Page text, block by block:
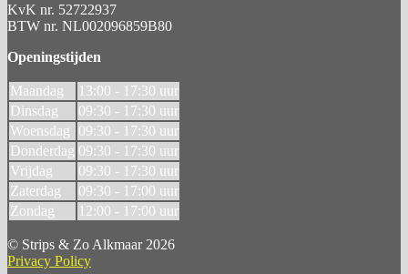
KvK nr. 52722937
BTW nr. NL002096859B80
Openingstijden
Maandag
13:00 - 17:30 uur
Dinsdag
09:30 - 17:30 uur
Woensdag
09:30 - 17:30 uur
Donderdag 09:30 - 17:30 uur
Vrijdag
09:30 - 17:30 uur
Zaterdag
09:30 - 17:00 uur
Zondag
12:00 - 17:00 uur
© Strips & Zo Alkmaar 2026
Privacy Policy